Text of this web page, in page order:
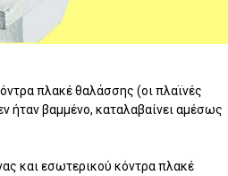
πλακέ θαλάσσης (οι πλαϊνές
ήταν βαμμένο, καταλαβαίνει αμέσως
και εσωτερικού κόντρα πλακέ